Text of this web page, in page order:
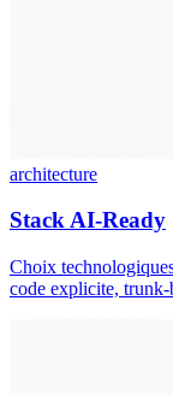
architecture
Stack AI-Ready
Choix
code explicite, trunk-